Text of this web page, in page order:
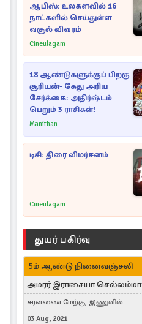
ஆபிஸ்: உலகளவில் 16
நாட்களில் செய்துள்ள
வசூல் விவரம்
Cineulagam
18 ஆண்டுகளுக்குப் பிறகு
சூரியன்- கேது அரிய
சேர்க்கை: அதிர்ஷ்டம்
பெறும் 3 ராசிகள்!
Manithan
டிசி: திரை விமர்சனம்
Cineulagam
துயர் பகிர்வு
5ம் ஆண்டு நினைவஞ்சலி
அமரர் இராசையா செல்லம்மா
சரவணை மேற்கு, இணுவில்
கிழக்கு
03 Aug, 2021